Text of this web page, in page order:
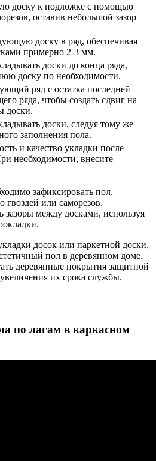
доску к подложке с помощью
оставив небольшой зазор
доску в ряд, обеспечивая
примерно 2-3 мм.
доски до конца ряда,
доску по необходимости.
ряд с остатка последней
ряда, чтобы создать сдвиг на
доски.
доски, следуя тому же
заполнения пола.
и качество укладки после
необходимости, внесите
зафиксировать пол,
или саморезов.
зазоры между досками, используя
досок или паркетной доски,
пол в деревянном доме.
деревянные покрытия защитной
их срока службы.
по лагам в каркасном